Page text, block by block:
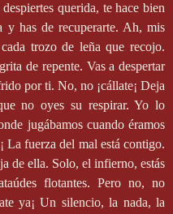
querida, te hace bien
y has de recuperarte. Ah, mis
trozo de leña que recojo.
de repente. Vas a despertar
por ti. No, no ¡cállate¡ Deja
no oyes su respirar. Yo lo
jugábamos cuando éramos
La fuerza del mal está contigo.
de ella. Solo, el infierno, estás
flotantes. Pero no, no
ya¡ Un silencio, la nada, la